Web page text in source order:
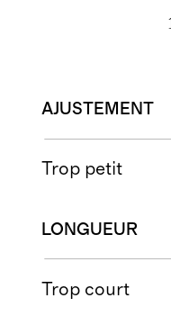
AJUSTEMENT
Trop petit
LONGUEUR
Trop court